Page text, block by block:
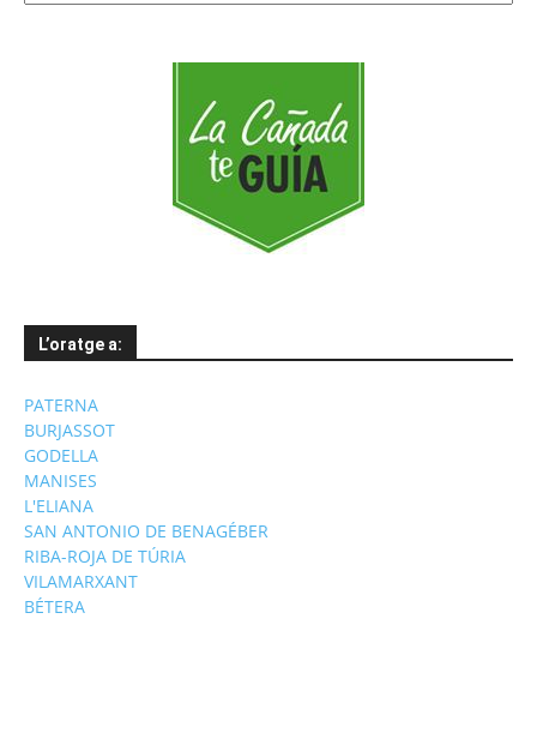
L’oratge a:
PATERNA
BURJASSOT
GODELLA
MANISES
L'ELIANA
SAN ANTONIO DE BENAGÉBER
RIBA-ROJA DE TÚRIA
VILAMARXANT
BÉTERA